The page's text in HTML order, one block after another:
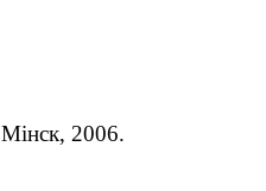
2006.